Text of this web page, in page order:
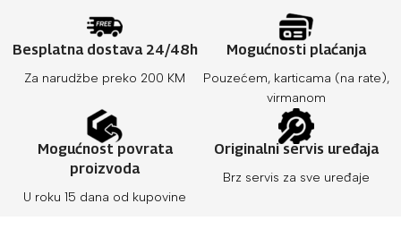
Besplatna dostava 24/48h
Za narudžbe preko 200 KM
Mogućnosti plaćanja
Pouzećem, karticama (na rate),
virmanom
Mogućnost povrata
proizvoda
U roku 15 dana od kupovine
Originalni servis uređaja
Brz servis za sve uređaje